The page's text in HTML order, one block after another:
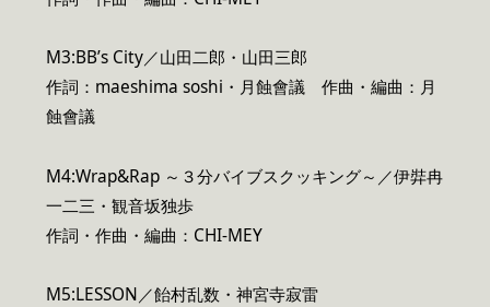
M3:BB’s City／山田二郎・山田三郎
作詞：maeshima soshi・月蝕會議 作曲・編曲：月
蝕會議
M4:Wrap&Rap ～３分バイブスクッキング～／伊弉冉
一二三・観音坂独歩
作詞・作曲・編曲：CHI-MEY
M5:LESSON／飴村乱数・神宮寺寂雷